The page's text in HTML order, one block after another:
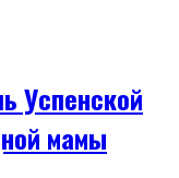
Успенской
мамы